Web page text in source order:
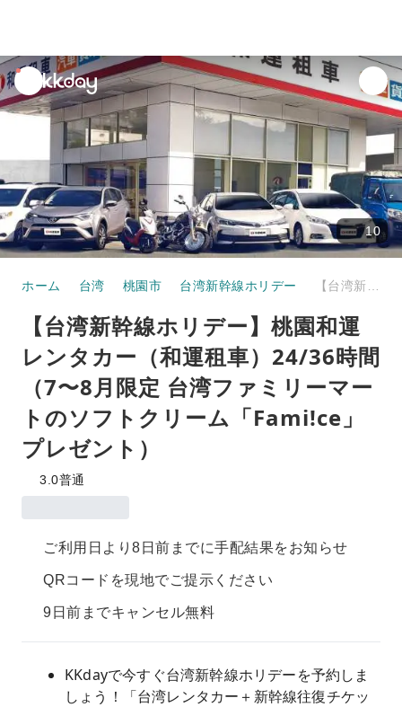
unread
notifications
10
ホーム 台湾 桃園市 台湾新幹線ホリデー
【台湾新幹線ホリデー】桃園和運
レンタカー（和運租車）24/36時間
（7〜8月限定 台湾ファミリーマー
トのソフトクリーム「Fami!ce」
プレゼント）
3.0普通
ご利用日より8日前までに手配結果をお知らせ
QRコードを現地でご提示ください
9日前までキャンセル無料
KKdayで今すぐ台湾新幹線ホリデーを予約しま
しょう！「台湾レンタカー＋新幹線往復チケッ